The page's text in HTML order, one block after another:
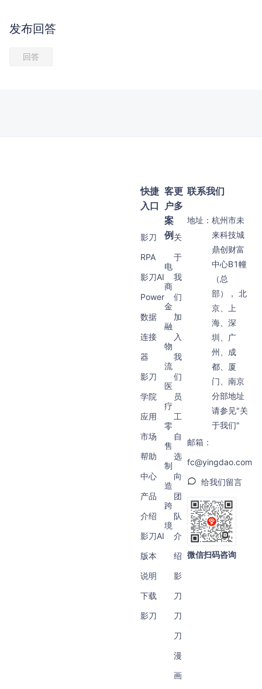
发布回答
回答
快捷
入口
影刀
RPA
影刀AI
Power
数据
连接
器
影刀
学院
应用
市场
帮助
中心
产品
介绍
影刀AI
版本
说明
下载
影刀
客
户
案
例
电
商
金
融
物
流
医
疗
零
售
制
造
跨
境
更
多
关
于
我
们
加
入
我
们
员
工
自
选
向
团
队
介
绍
影
刀
刀
刀
漫
画
联系我们
地址： 杭州市未
来科技城
鼎创财富
中心B1幢
（总
部）， 北
京、上
海、深
圳、广
州、成
都、厦
门、南京
分部地址
请参见"关
于我们"
邮箱：
fc@yingdao.com
给我们留言
微信扫码咨询